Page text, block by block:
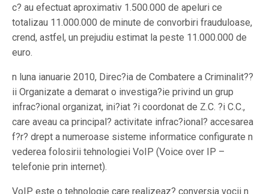
c? au efectuat aproximativ 1.500.000 de apeluri ce
totalizau 11.000.000 de minute de convorbiri frauduloase,
crend, astfel, un prejudiu estimat la peste 11.000.000 de
euro.
n luna ianuarie 2010, Direc?ia de Combatere a Criminalit??
ii Organizate a demarat o investiga?ie privind un grup
infrac?ional organizat, ini?iat ?i coordonat de Z.C. ?i C.C.,
care aveau ca principal? activitate infrac?ional? accesarea
f?r? drept a numeroase sisteme informatice configurate n
vederea folosirii tehnologiei VoIP (Voice over IP –
telefonie prin internet).
VoIP este o tehnologie care realizeaz? conversia vocii n